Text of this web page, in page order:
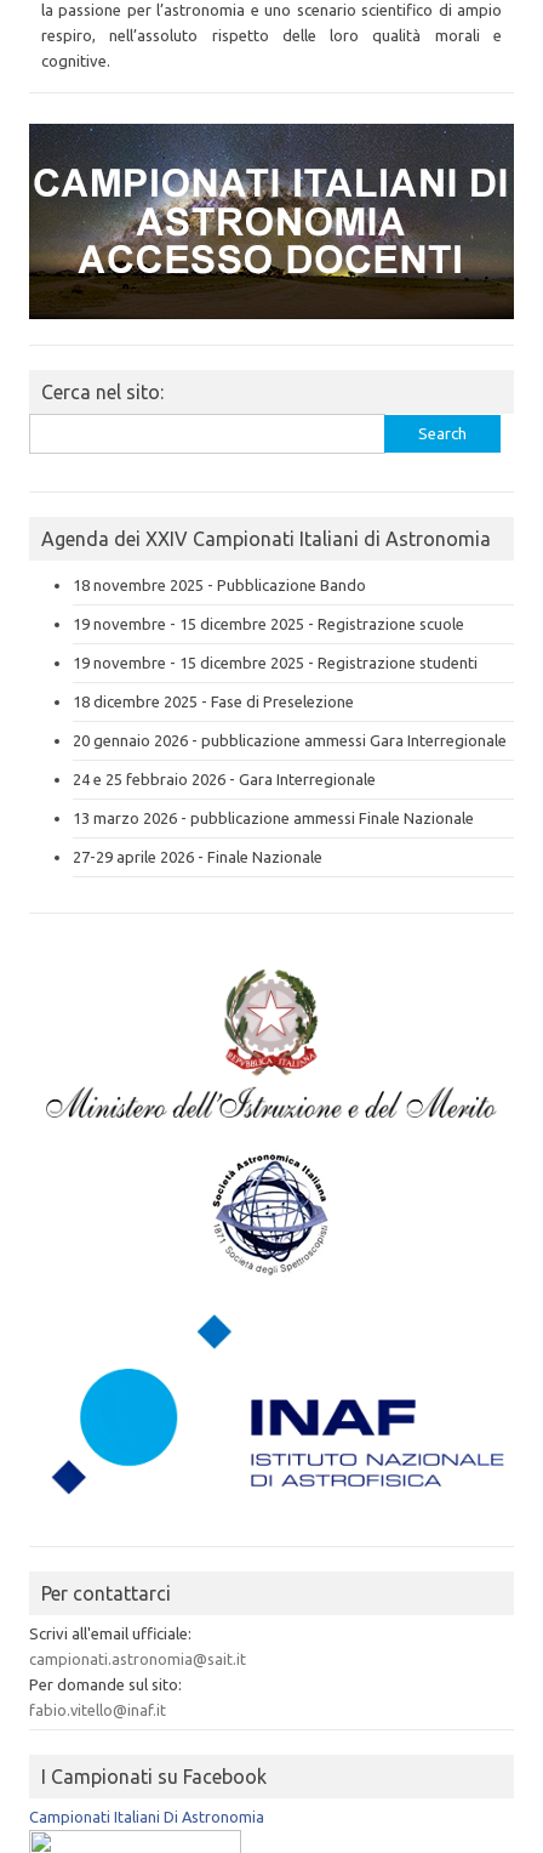
la passione per l’astronomia e uno scenario scientifico di ampio
respiro, nell’assoluto rispetto delle loro qualità morali e
cognitive.
Cerca nel sito:
for:
Agenda dei XXIV Campionati Italiani di Astronomia
18 novembre 2025 - Pubblicazione Bando
19 novembre - 15 dicembre 2025 - Registrazione scuole
19 novembre - 15 dicembre 2025 - Registrazione studenti
18 dicembre 2025 - Fase di Preselezione
20 gennaio 2026 - pubblicazione ammessi Gara Interregionale
24 e 25 febbraio 2026 - Gara Interregionale
13 marzo 2026 - pubblicazione ammessi Finale Nazionale
27-29 aprile 2026 - Finale Nazionale
Per contattarci
Scrivi all'email ufficiale:
campionati.astronomia@sait.it
Per domande sul sito:
fabio.vitello@inaf.it
I Campionati su Facebook
Campionati Italiani Di Astronomia